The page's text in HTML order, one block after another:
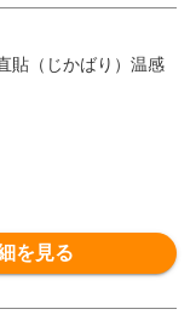
貼（じかばり）温感
を見る